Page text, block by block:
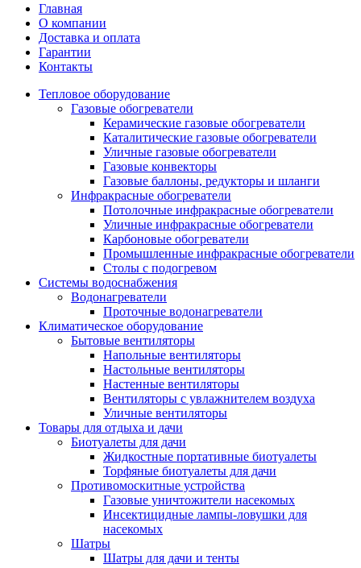
Главная
О компании
Доставка и оплата
Гарантии
Контакты
Тепловое оборудование
Газовые обогреватели
Керамические газовые обогреватели
Каталитические газовые обогреватели
Уличные газовые обогреватели
Газовые конвекторы
Газовые баллоны, редукторы и шланги
Инфракрасные обогреватели
Потолочные инфракрасные обогреватели
Уличные инфракрасные обогреватели
Карбоновые обогреватели
Промышленные инфракрасные обогреватели
Столы с подогревом
Системы водоснабжения
Водонагреватели
Проточные водонагреватели
Климатическое оборудование
Бытовые вентиляторы
Напольные вентиляторы
Настольные вентиляторы
Настенные вентиляторы
Вентиляторы с увлажнителем воздуха
Уличные вентиляторы
Товары для отдыха и дачи
Биотуалеты для дачи
Жидкостные портативные биотуалеты
Торфяные биотуалеты для дачи
Противомоскитные устройства
Газовые уничтожители насекомых
Инсектицидные лампы-ловушки для
насекомых
Шатры
Шатры для дачи и тенты